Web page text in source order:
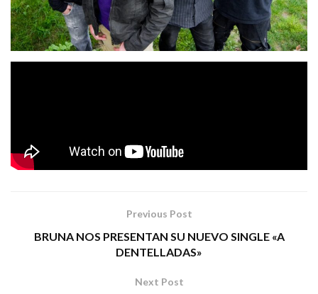
Tags: consume o muere fe de ratas
Previous Post
BRUNA NOS PRESENTAN SU NUEVO SINGLE «A
DENTELLADAS»
Next Post